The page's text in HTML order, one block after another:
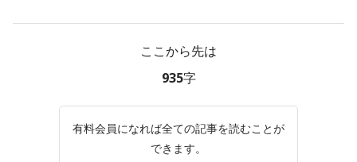
ここから先は
935字
有料会員になれば全ての記事を読むことが
できます。